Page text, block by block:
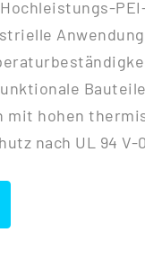
Hochleistungs-
mit hohen
nach UL 94 V-